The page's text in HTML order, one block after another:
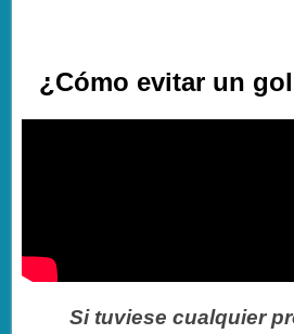
¿Cómo evitar un
Si tuviese cualquier